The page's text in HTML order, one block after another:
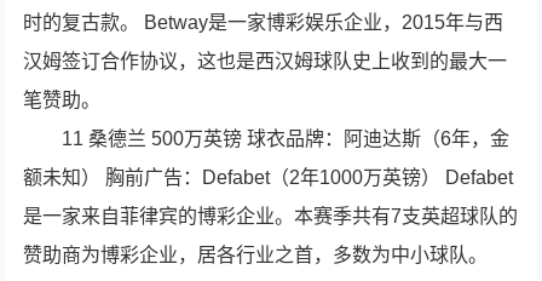
时的复古款。 Betway是一家博彩娱乐企业，2015年与西
汉姆签订合作协议，这也是西汉姆球队史上收到的最大一
笔赞助。
11 桑德兰 500万英镑 球衣品牌：阿迪达斯（6年，金
额未知） 胸前广告：Defabet（2年1000万英镑） Defabet
是一家来自菲律宾的博彩企业。本赛季共有7支英超球队的
赞助商为博彩企业，居各行业之首，多数为中小球队。